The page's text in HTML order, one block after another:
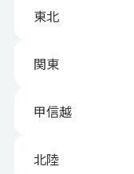
東北
関東
甲信越
北陸